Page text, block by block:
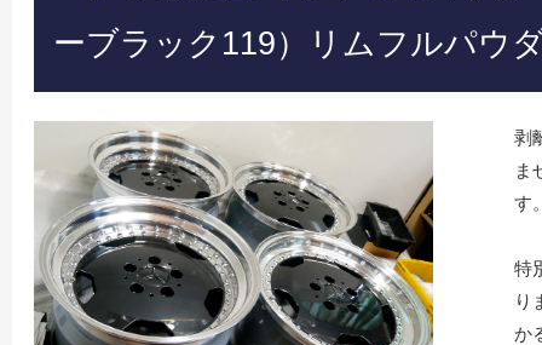
ーブラック119）リムフルパウ
剥
ま
す
特
り
か